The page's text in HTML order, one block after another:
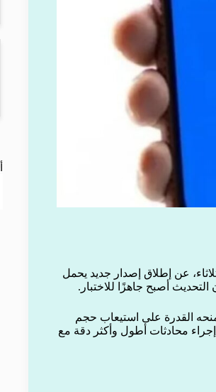
عن إطلاق إصدار جديد يحمل
القدرة على استيعاب حجم
محادثات أطول وأكثر دقة مع